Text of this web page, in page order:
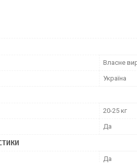
Власне
Україна
20-25 кг
Да
Да